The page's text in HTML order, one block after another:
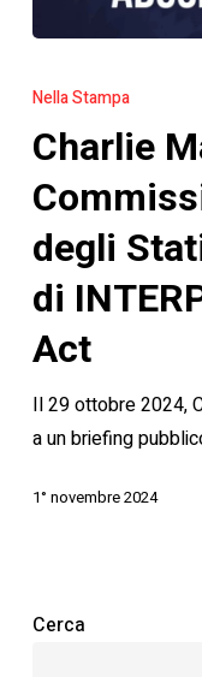
Magri
la
Commissione
degli
Stati
sugli
abusi
e
Nella Stampa
Charlie
degli
di
Act
Il 29 ottobre 2024,
a un briefing
1° novembre 2024
Cerca